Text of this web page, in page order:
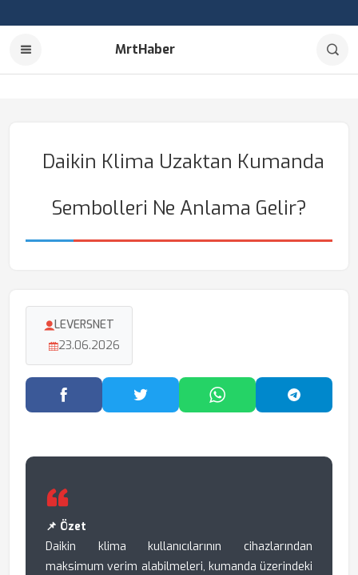
MrtHaber
Daikin Klima Uzaktan Kumanda
Sembolleri Ne Anlama Gelir?
LEVERSNET
23.06.2026
Facebook'ta PaylaşTwitter'da PaylaşWhatsApp'ta Paylaş
📌 Özet
Daikin klima kullanıcılarının cihazlarından
maksimum verim alabilmeleri, kumanda üzerindeki